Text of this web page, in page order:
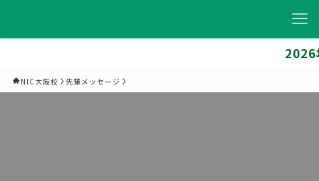
2026年4
NIC大阪校 先輩メッセージ